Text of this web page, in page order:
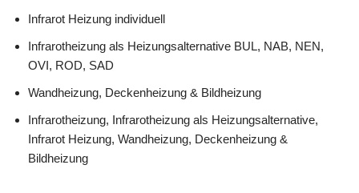
Infrarot Heizung individuell
Infrarotheizung als Heizungsalternative BUL, NAB, NEN,
OVI, ROD, SAD
Wandheizung, Deckenheizung & Bildheizung
Infrarotheizung, Infrarotheizung als Heizungsalternative,
Infrarot Heizung, Wandheizung, Deckenheizung &
Bildheizung